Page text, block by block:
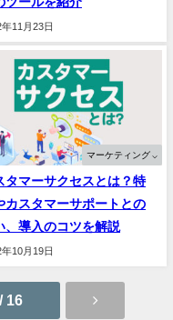
11月23日
マーケティング ⌵
タマーサクセスとは？特
カスタマーサポートとの
、導入のコツを解説
10月19日
16